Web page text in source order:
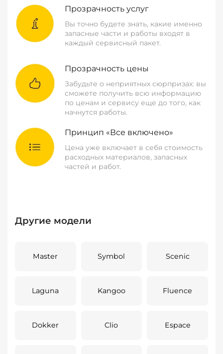
Прозрачность услуг
Вы точно будете знать, какие именно
запасные части и работы входят в
каждый сервисный пакет.
Прозрачность цены
Забудьте о неприятных сюрпризах: вы
сможете получить всю информацию
по ценам и сервису еще до того, как
начнутся работы.
Принцип «Все включено»
Цена уже включает в себя стоимость
расходных материалов, запасных
частей и работ.
Другие модели
Master Symbol Scenic
Laguna Kangoo Fluence
Dokker Clio Espace